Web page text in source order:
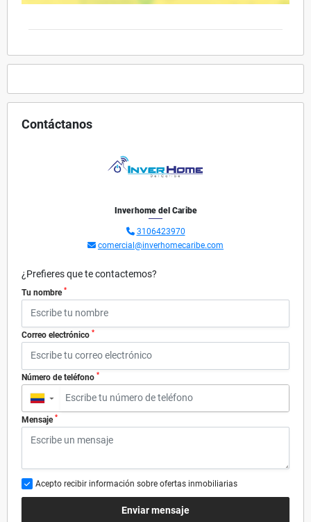
Contáctanos
Inverhome del Caribe
3106423970
comercial@inverhomecaribe.com
¿Prefieres que te contactemos?
Tu nombre *
Correo electrónico *
Número de teléfono *
▼
Mensaje *
Acepto recibir información sobre ofertas inmobiliarias
Enviar mensaje